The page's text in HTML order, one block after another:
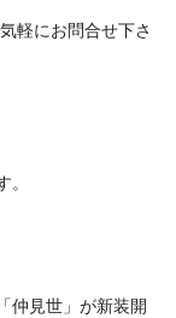
軽にお問合せ下さ
。
仲見世」が新装開